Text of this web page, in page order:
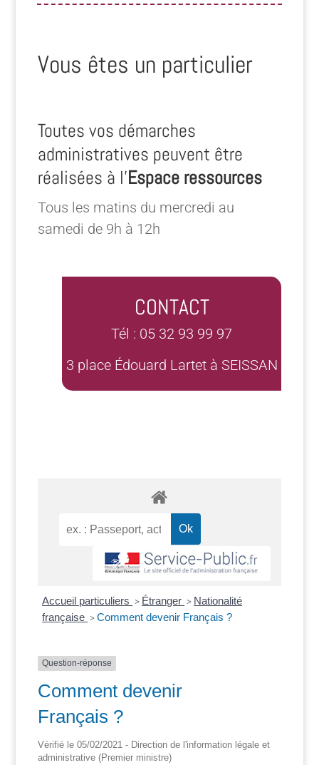
Vous êtes un particulier
Toutes vos démarches
administratives peuvent être
réalisées à l’Espace ressources
Tous les matins du mercredi au
samedi de 9h à 12h
CONTACT
Tél : 05 32 93 99 97
3 place Édouard Lartet à SEISSAN
Accueil particuliers > Étranger > Nationalité
française > Comment devenir Français ?
Question-réponse
Comment devenir
Français ?
Vérifié le 05/02/2021 - Direction de l'information légale et
administrative (Premier ministre)